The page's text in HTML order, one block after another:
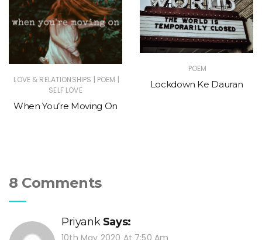
LOVE & RELATIONSHIPS | POEM |
SELF LOVE
When You’re Moving On
POEM
Lockdown Ke Dauran
8 Comments
Priyank Says:
10th May 2020 At 7:50 Am